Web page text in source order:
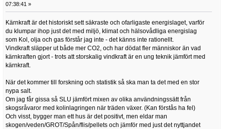
07:38:41 »
Kärnkraft är det historiskt sett säkraste och ofarligaste energislaget, varför
du klumpar ihop just det med miljö, klimat och hälsovådliga energislag
som Kol, olja och gas förstår jag inte - det känns inte rationellt.
Vindkraft släpper ut både mer CO2, och har dödat fler människor än vad
kärnkraften gjort - trots att storskalig vindkraft är en ung teknik jämfört med
kärnkraft.
När det kommer till forskning och statistik så ska man ta det med en stor
nypa salt.
Om jag får gissa så SLU jämfört mixen av olika användningssätt från
skogsråvaror med kolinlagringen när träden växer. (Kan förstås ha fel)
Och visst, bygger man ett hus är det positivt, men eldar man
skogen/veden/GROT/Spån/flis/pellets och jämför med just det nyttjandet